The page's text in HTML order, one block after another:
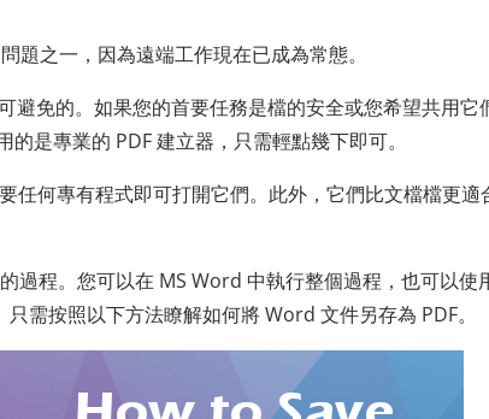
題之一，因為遠端工作現在已成為常態。
避免的。如果您的首要任務是檔的安全或您希望共用它
是專業的 PDF 建立器，只需輕點幾下即可。
任何專有程式即可打開它們。此外，它們比文檔檔更適
過程。您可以在 MS Word 中執行整個過程，也可以使
需按照以下方法瞭解如何將 Word 文件另存為 PDF。